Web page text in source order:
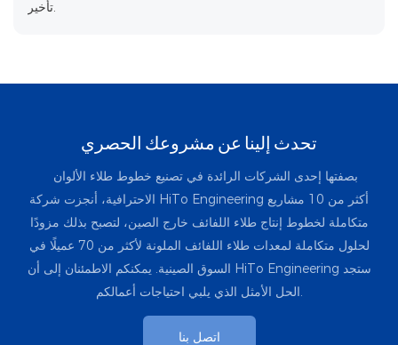
تأخير.
تحدث إلينا عن مشروعك الحصري
بصفتها إحدى الشركات الرائدة في تصنيع خطوط طلاء الألوان
الاحترافية، أنجزت شركة HiTo Engineering أكثر من 10 مشاريع
متكاملة لخطوط إنتاج طلاء اللفائف خارج الصين، لتصبح بذلك مزودًا
لحلول متكاملة لمعدات طلاء اللفائف الملونة لأكثر من 70 عميلًا في
السوق الصينية. يمكنكم الاطمئنان إلى أن HiTo Engineering ستجد
الحل الأمثل الذي يلبي احتياجات أعمالكم.
اتصل بنا